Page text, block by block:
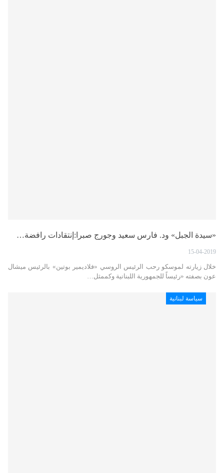
«سيدة الجبل» ود. فارس سعيد وجورج صبرا:إنتقادات رافضة…
15-04-2019
خلال زيارته لموسكو رحب الرئيس الروسي «فلاديمير بوتين» بالرئيس ميشال
عون بصفته «رئيساً للجمهورية اللبنانية وكممثل…
سياسة لبنانية